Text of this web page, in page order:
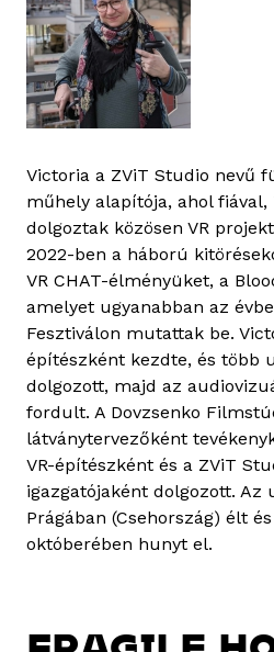
Victoria a ZViT Studio nevű
műhely alapítója, ahol fiával,
dolgoztak közösen VR
2022-ben a háború
VR CHAT-élményüket, a
amelyet ugyanabban az
Fesztiválon mutattak be.
építészként kezdte, és több
dolgozott, majd az
fordult. A Dovzsenko
látványtervezőként
VR-építészként és a ZViT
igazgatójaként dolgozott. Az
Prágában (Csehország) élt
októberében hunyt el.